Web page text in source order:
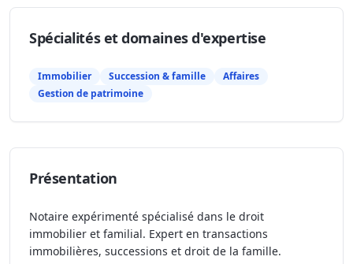
Spécialités et domaines d'expertise
Immobilier Succession & famille
Affaires
Gestion de patrimoine
Présentation
Notaire expérimenté spécialisé dans le droit
immobilier et familial. Expert en transactions
immobilières, successions et droit de la famille.